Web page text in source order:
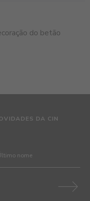
do betão
DA CIN